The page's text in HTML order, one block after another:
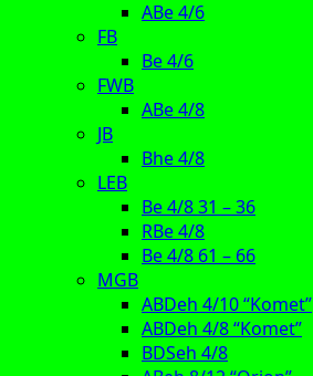
ABe 4/6
FB
Be 4/6
FWB
ABe 4/8
JB
Bhe 4/8
LEB
Be 4/8 31 – 36
RBe 4/8
Be 4/8 61 – 66
MGB
ABDeh 4/10 “Komet”
ABDeh 4/8 “Komet”
BDSeh 4/8